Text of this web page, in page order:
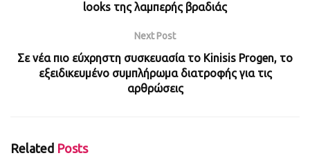
looks της λαμπερής βραδιάς
Next Post
Σε νέα πιο εύχρηστη συσκευασία το Kinisis Progen, το
εξειδικευμένο συμπλήρωμα διατροφής για τις
αρθρώσεις
Related Posts